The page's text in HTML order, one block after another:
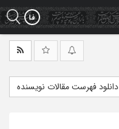
دانلود فهرست مقالات نویسنده